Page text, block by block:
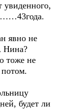
увиденного,
явно не
Нина?
тоже не
будет ли